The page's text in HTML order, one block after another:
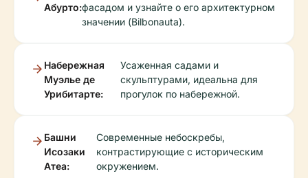
Абурто:фасадом и узнайте о его архитектурном
значении (Bilbonauta).
Набережная
Муэлье де
Урибитарте:
Усаженная садами и
скульптурами, идеальна для
прогулок по набережной.
Башни
Исозаки
Атеа:
Современные небоскребы,
контрастирующие с историческим
окружением.